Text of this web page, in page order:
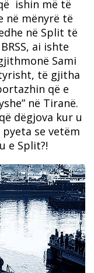
ishin më të
në mënyrë të
në Split të
ai ishte
Sami
të gjitha
që e
në Tiranë.
dëgjova kur u
se vetëm
e Split?!